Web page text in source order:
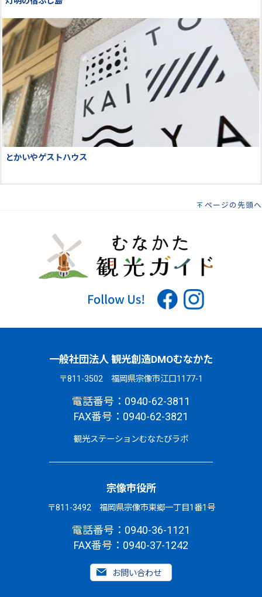
とかいやゲストハウス
ページの先頭へ
一般社団法人 観光創造DMOむなかた
〒811-3502 福岡県宗像市江口1177-1
電話番号：0940-62-3811
FAX番号：0940-62-3821
観光ステーションむなたびラボ
宗像市役所
〒811-3492 福岡県宗像市東郷一丁目1番1号
電話番号：0940-36-1121
FAX番号：0940-37-1242
お問い合わせ